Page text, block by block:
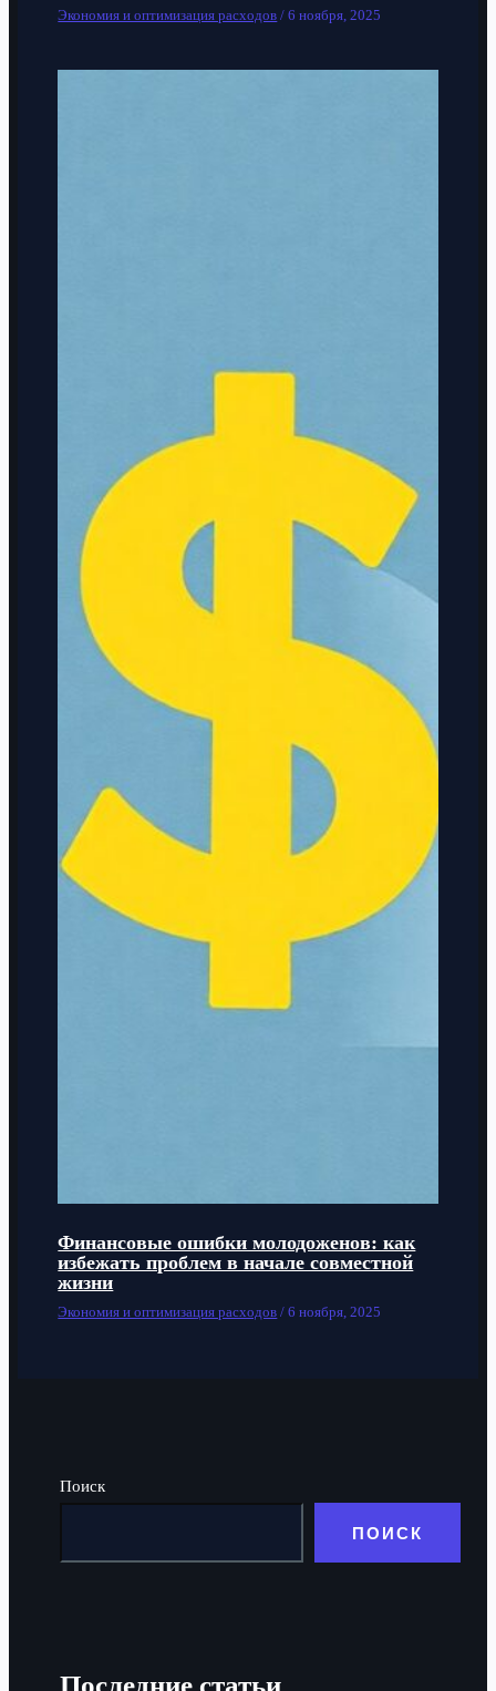
Экономия и оптимизация расходов /6 ноября, 2025
Финансовые ошибки молодоженов: как
избежать проблем в начале совместной
жизни
Экономия и оптимизация расходов /6 ноября, 2025
Поиск
ПОИСК